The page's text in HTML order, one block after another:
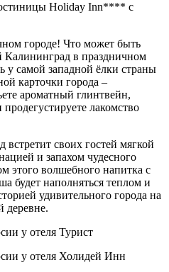
Holiday Inn**** с
городе! Что может быть
в праздничном
у самой западной ёлки страны
карточки города –
ароматный глинтвейн,
лакомство
своих гостей мягкой
и запахом чудесного
этого волшебного напитка с
будет наполняться теплом и
удивительного города на
деревне.
у отеля Турист
у отеля Холидей Инн